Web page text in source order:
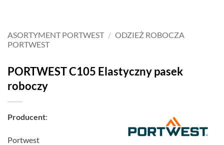
ASORTYMENT PORTWEST / ODZIEŻ ROBOCZA
PORTWEST
PORTWEST C105 Elastyczny pasek
roboczy
Producent:
Portwest